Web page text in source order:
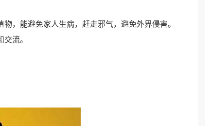
能避免家人生病，赶走邪气，避免外界侵害。
流。